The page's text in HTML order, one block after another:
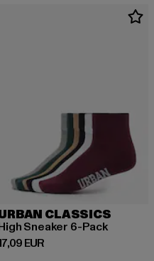
EUR
CLASSICS
Sneaker 6-Pack
EUR Preis: 17,09 EUR